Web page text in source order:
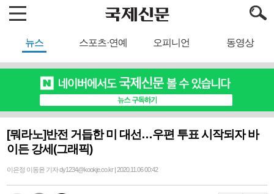
뉴스 스포츠·연예 오피니언 동영상
[뭐라노]반전 거듭한 미 대선…우편 투표 시작되자 바
이든 강세(그래픽)
이은정 이동윤 기자 dy1234@kookje.co.kr | 2020.11.06 00:42